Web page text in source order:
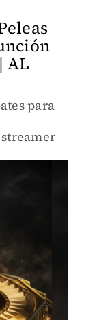
AL
para